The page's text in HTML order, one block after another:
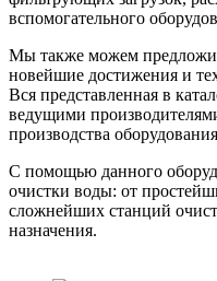
вспомогательного
Мы также можем
новейшие достижения и
Вся представленная в
ведущими
производства
С помощью данного
очистки воды: от
сложнейших станций
назначения.